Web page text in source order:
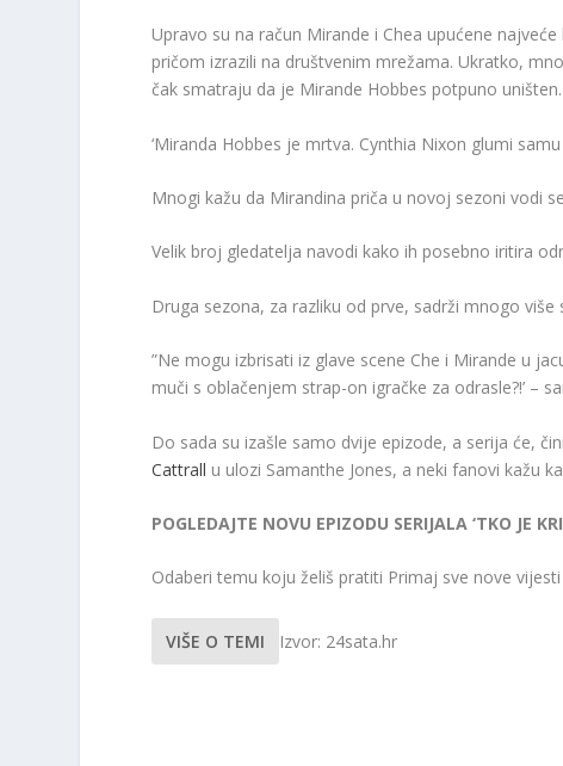
Upravo su na račun Mirande i Chea upućene
pričom izrazili na društvenim mrežama. Ukratko,
čak smatraju da je Mirande Hobbes potpuno uništen.
‘Miranda Hobbes je mrtva. Cynthia Nixon glumi samu
Mnogi kažu da Mirandina priča u novoj sezoni vodi
Velik broj gledatelja navodi kako ih posebno iritira
Druga sezona, za razliku od prve, sadrži mnogo više
”Ne mogu izbrisati iz glave scene Che i Mirande u
muči s oblačenjem strap-on igračke za odrasle?!’ –
Do sada su izašle samo dvije epizode, a serija će,
Cattrall u ulozi Samanthe Jones, a neki fanovi kažu
POGLEDAJTE NOVU EPIZODU SERIJALA ‘TKO JE
Odaberi temu koju želiš pratiti Primaj sve nove
VIŠE O TEMI Izvor: 24sata.hr